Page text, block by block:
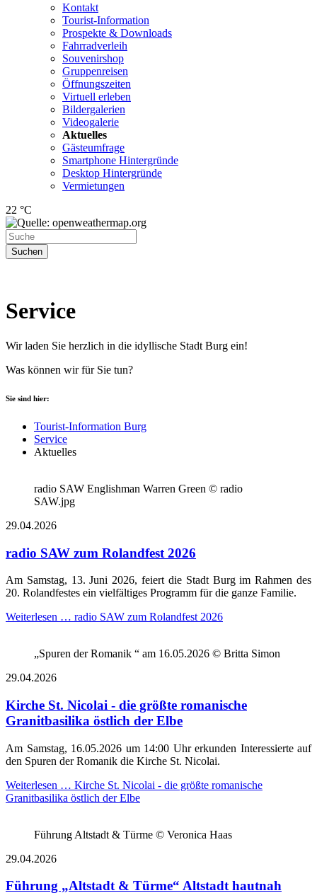
Kontakt
Tourist-Information
Prospekte & Downloads
Fahrradverleih
Souvenirshop
Gruppenreisen
Öffnungszeiten
Virtuell erleben
Bildergalerien
Videogalerie
Aktuelles
Gästeumfrage
Smartphone Hintergründe
Desktop Hintergründe
Vermietungen
22 °C
Suchen
Service
Wir laden Sie herzlich in die idyllische Stadt Burg ein!
Was können wir für Sie tun?
Sie sind hier:
Tourist-Information Burg
Service
Aktuelles
radio SAW Englishman Warren Green © radio
SAW.jpg
29.04.2026
radio SAW zum Rolandfest 2026
Am Samstag, 13. Juni 2026, feiert die Stadt Burg im Rahmen des
20. Rolandfestes ein vielfältiges Programm für die ganze Familie.
Weiterlesen … radio SAW zum Rolandfest 2026
„Spuren der Romanik “ am 16.05.2026 © Britta Simon
29.04.2026
Kirche St. Nicolai - die größte romanische
Granitbasilika östlich der Elbe
Am Samstag, 16.05.2026 um 14:00 Uhr erkunden Interessierte auf
den Spuren der Romanik die Kirche St. Nicolai.
Weiterlesen … Kirche St. Nicolai - die größte romanische
Granitbasilika östlich der Elbe
Führung Altstadt & Türme © Veronica Haas
29.04.2026
Führung „Altstadt & Türme“ Altstadt hautnah